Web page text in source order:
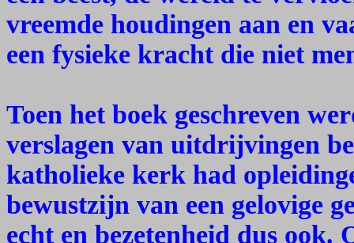
vreemde houdingen aan en
een fysieke kracht die niet
Toen het boek geschreven
verslagen van uitdrijvingen
katholieke kerk had
bewustzijn van een gelovige
echt en bezetenheid dus